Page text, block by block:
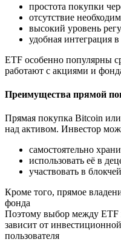
простота покупки
отсутствие
высокий уровень
удобная интеграция
ETF особенно популярны
работают с акциями и
Преимущества прямой
Прямая покупка Bitcoin
над активом. Инвестор
самостоятельно
использовать её в
участвовать в
Кроме того, прямое
фонда
Поэтому выбор между
зависит от
пользователя